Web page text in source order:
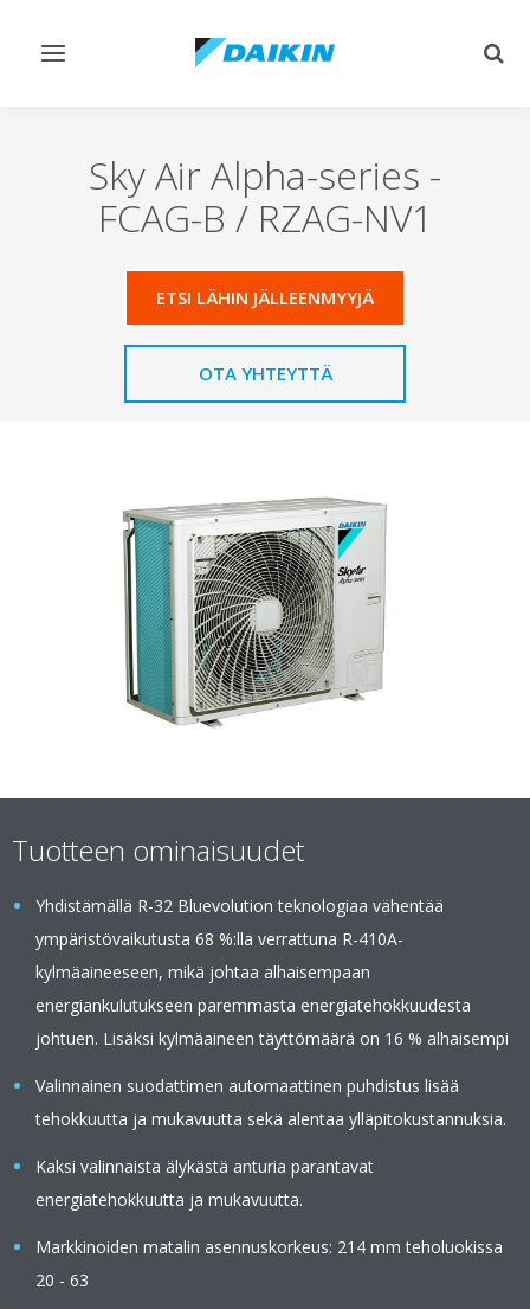
Vaihda
Sky Air Alpha-series -
FCAG-B / RZAG-NV1
ETSI LÄHIN JÄLLEENMYYJÄ
OTA YHTEYTTÄ
Tuotteen ominaisuudet
Yhdistämällä R-32 Bluevolution teknologiaa vähentää
ympäristövaikutusta 68 %:lla verrattuna R-410A-
kylmäaineeseen, mikä johtaa alhaisempaan
energiankulutukseen paremmasta energiatehokkuudesta
johtuen. Lisäksi kylmäaineen täyttömäärä on 16 % alhaisempi
Valinnainen suodattimen automaattinen puhdistus lisää
tehokkuutta ja mukavuutta sekä alentaa ylläpitokustannuksia.
Kaksi valinnaista älykästä anturia parantavat
energiatehokkuutta ja mukavuutta.
Markkinoiden matalin asennuskorkeus: 214 mm teholuokissa
20 - 63